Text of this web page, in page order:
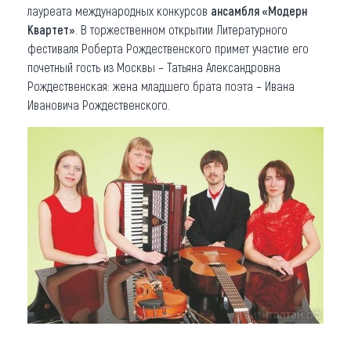
лауреата международных конкурсов ансамбля «Модерн
Квартет» . В торжественном открытии Литературного
фестиваля Роберта Рождественского примет участие его
почетный гость из Москвы – Татьяна Александровна
Рождественская: жена младшего брата поэта – Ивана
Ивановича Рождественского.